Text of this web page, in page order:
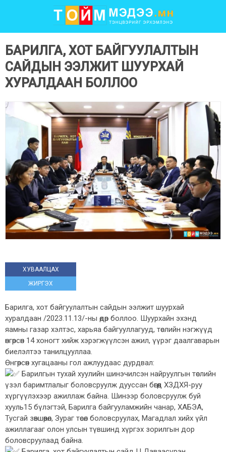
БАРИЛГА, ХОТ БАЙГУУЛАЛТЫН
САЙДЫН ЭЭЛЖИТ ШУУРХАЙ
ХУРАЛДААН БОЛЛОО
ХУВААЛЦАХ
ЖИРГЭХ
Барилга, хот байгуулалтын сайдын ээлжит шуурхай
хуралдаан /2023.11.13/-ны өдөр боллоо. Шуурхайн эхэнд
яамны газар хэлтэс, харьяа байгууллагууд, төслийн нэгжүүд
өнгөрсөн 14 хоногт хийж хэрэгжүүлсэн ажил, үүрэг даалгаварын
биелэлтээ танилцууллаа.
Өнгөрсөн хугацааны гол ажлуудаас дурдвал:
Барилгын тухай хуулийн шинэчилсэн найруулгын төслийн
үзэл баримтлалыг боловсруулж дууссан бөгөөд ХЗДХЯ-руу
хүргүүлэхээр ажиллаж байна. Шинээр боловсруулж буй
хууль15 бүлэгтэй, Барилга байгууламжийн чанар, ХАБЭА,
Тусгай зөвшөөрөл, Зураг төсөл боловсруулах, Магадлал хийх үйл
ажиллагааг олон улсын түвшинд хүргэх зорилгын дор
боловсруулаад байна.